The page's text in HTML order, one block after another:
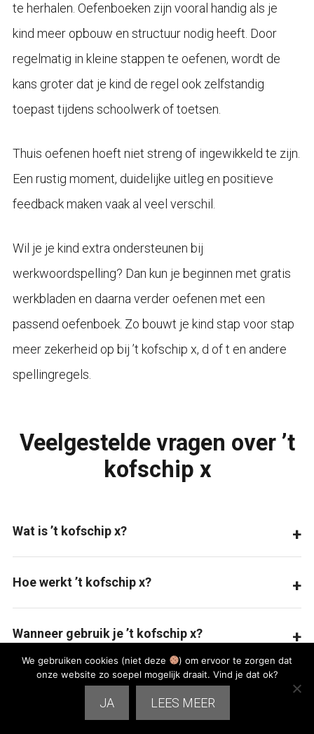
te herhalen. Oefenboeken zijn vooral handig als je
kind meer opbouw en structuur nodig heeft. Door
regelmatig in kleine stappen te oefenen, wordt de
kans groter dat je kind de regel ook zelfstandig
toepast tijdens schoolwerk of toetsen.
Thuis oefenen hoeft niet streng of ingewikkeld te zijn.
Een rustig moment, duidelijke uitleg en positieve
feedback maken vaak al veel verschil.
Wil je je kind extra ondersteunen bij
werkwoordspelling? Dan kun je beginnen met gratis
werkbladen en daarna verder oefenen met een
passend oefenboek. Zo bouwt je kind stap voor stap
meer zekerheid op bij ’t kofschip x, d of t en andere
spellingregels.
Veelgestelde vragen over ’t
kofschip x
Wat is ’t kofschip x?
Hoe werkt ’t kofschip x?
Wanneer gebruik je ’t kofschip x?
Wat is het verschil tussen ’t kofschip en ’t
We gebruiken cookies (niet deze
) om ervoor te zorgen dat
onze website zo soepel mogelijk draait. Vind je dat ok?
JA LEES MEER